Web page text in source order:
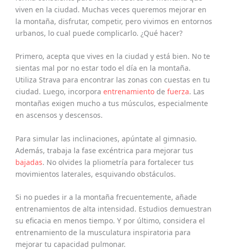
viven en la ciudad. Muchas veces queremos mejorar en
la montaña, disfrutar, competir, pero vivimos en entornos
urbanos, lo cual puede complicarlo. ¿Qué hacer?
Primero, acepta que vives en la ciudad y está bien. No te
sientas mal por no estar todo el día en la montaña.
Utiliza Strava para encontrar las zonas con cuestas en tu
ciudad. Luego, incorpora entrenamiento de fuerza. Las
montañas exigen mucho a tus músculos, especialmente
en ascensos y descensos.
Para simular las inclinaciones, apúntate al gimnasio.
Además, trabaja la fase excéntrica para mejorar tus
bajadas. No olvides la pliometría para fortalecer tus
movimientos laterales, esquivando obstáculos.
Si no puedes ir a la montaña frecuentemente, añade
entrenamientos de alta intensidad. Estudios demuestran
su eficacia en menos tiempo. Y por último, considera el
entrenamiento de la musculatura inspiratoria para
mejorar tu capacidad pulmonar.